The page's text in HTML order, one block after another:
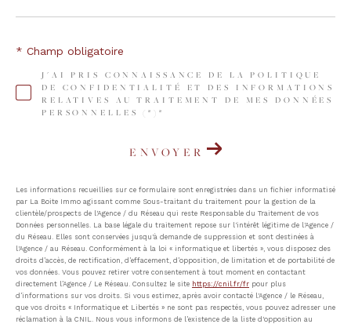
J'AI PRIS CONNAISSANCE DE LA POLITIQUE
DE CONFIDENTIALITÉ ET DES INFORMATIONS
RELATIVES AU TRAITEMENT DE MES DONNÉES
PERSONNELLES (*)*
* Champ obligatoire
ENVOYER
Les informations recueillies sur ce formulaire sont enregistrées dans un fichier informatisé
par La Boite Immo agissant comme Sous-traitant du traitement pour la gestion de la
clientèle/prospects de l'Agence / du Réseau qui reste Responsable du Traitement de vos
Données personnelles. La base légale du traitement repose sur l'intérêt légitime de l'Agence /
du Réseau. Elles sont conservées jusqu'à demande de suppression et sont destinées à
l'Agence / au Réseau. Conformément à la loi « informatique et libertés », vous disposez des
droits d’accès, de rectification, d’effacement, d’opposition, de limitation et de portabilité de
vos données. Vous pouvez retirer votre consentement à tout moment en contactant
directement l’Agence / Le Réseau. Consultez le site https://cnil.fr/fr pour plus
d’informations sur vos droits. Si vous estimez, après avoir contacté l'Agence / le Réseau,
que vos droits « Informatique et Libertés » ne sont pas respectés, vous pouvez adresser une
réclamation à la CNIL. Nous vous informons de l’existence de la liste d'opposition au